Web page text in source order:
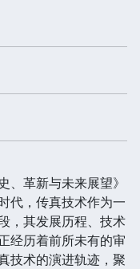
、革新与未来展望》
代，传真技术作为一
，其发展历程、技术
经历着前所未有的审
技术的演进轨迹，聚